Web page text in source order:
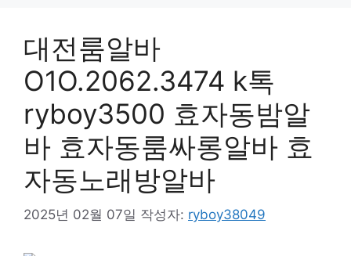
대전룸알바
O1O.2062.3474 k톡
ryboy3500 효자동밤알
바 효자동룸싸롱알바 효
자동노래방알바
2025년 02월 07일 작성자: ryboy38049